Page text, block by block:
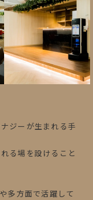
ジーが生まれる手
る場を設けること
多方面で活躍して